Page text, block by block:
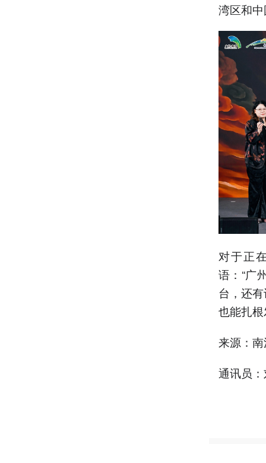
湾区和
对于正
语：“广
台，还
也能扎
来源：
通讯员